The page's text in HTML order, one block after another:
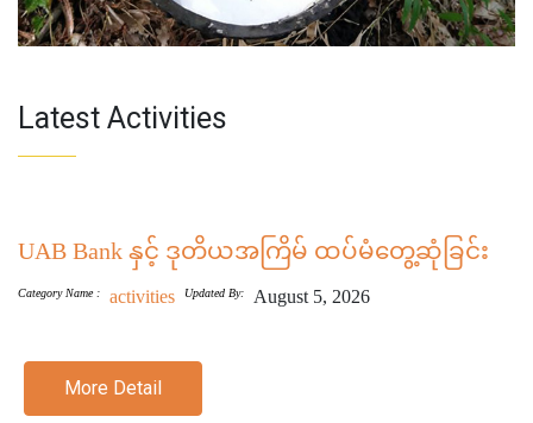
Latest Activities
UAB Bank နှင့် ဒုတိယအကြိမ် ထပ်မံတွေ့ဆုံခြင်း
Category Name : activities Updated By: August 5, 2026
More Detail